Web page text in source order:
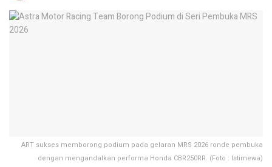
ART sukses memborong podium pada gelaran MRS 2026 ronde pembuka
dengan mengandalkan performa Honda CBR250RR. (Foto : Istimewa)